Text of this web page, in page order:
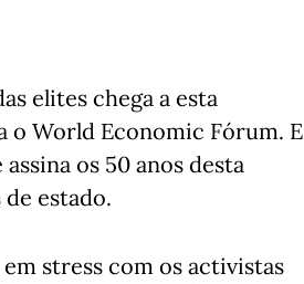
elites chega a esta
o World Economic Fórum. E
os 50 anos desta
estado.
stress com os activistas